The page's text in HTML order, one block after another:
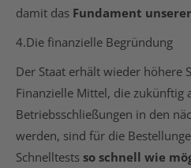
damit das Fundament
4.Die finanzielle Begründung
Der Staat erhält wieder höhere
Finanzielle Mittel, die zukünftig
Betriebsschließungen in den
werden, sind für die
Schnelltests so schnell wie